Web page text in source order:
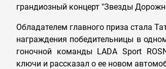
грандиозный концерт "Звезды
Обладателем главного приза стала
награждения победительницы в
гоночной команды LADA Sport
ключи и рассказал о ее новом